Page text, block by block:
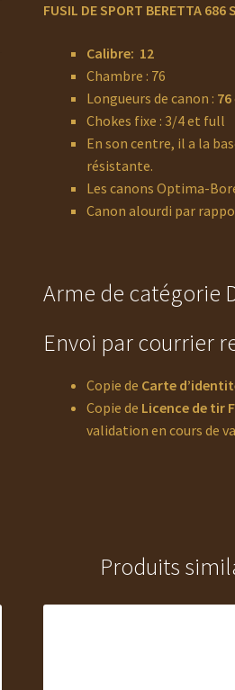
FUSIL DE SPORT BERETTA 686
Calibre: 12
Chambre : 76
Longueurs de canon : 76
Chokes fixe : 3/4 et full
En son centre, il a la
résistante.
Les canons Optima-
Canon alourdi par
Arme de catégorie
Envoi par courrier
Copie de Carte
Copie de Licence de tir
validation en cours de
Produits